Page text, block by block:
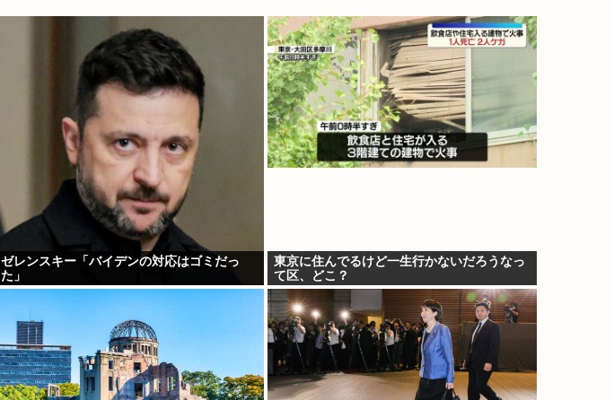
ゼレンスキー「バイデンの対応はゴミだっ
た」
東京に住んでるけど一生行かないだろうなっ
て区、どこ？